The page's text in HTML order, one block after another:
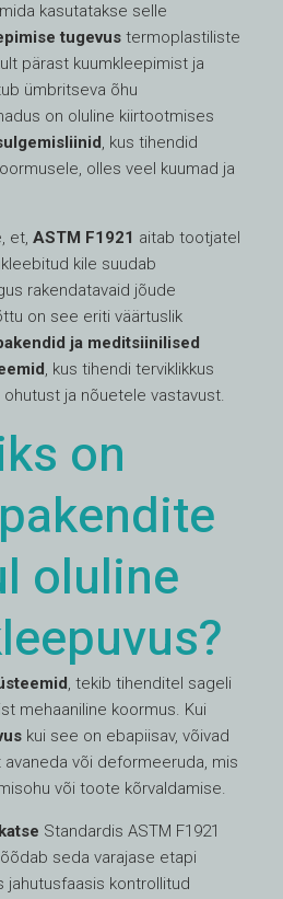
kasutatakse selle
tugevus termoplastiliste
pärast kuumkleepimist ja
ümbritseva õhu
on oluline kiirtootmises
, kus tihendid
olles veel kuumad ja
et,ASTM F1921 aitab tootjatel
kile suudab
rakendatavaid jõude
on see eriti väärtuslik
ja meditsiinilised
, kus tihendi terviklikkus
ja nõuetele vastavust.
on
oluline
, tekib tihenditel sageli
mehaaniline koormus. Kui
kui see on ebapiisav, võivad
või deformeeruda, mis
või toote kõrvaldamise.
Standardis ASTM F1921
seda varajase etapi
jahutusfaasis kontrollitud